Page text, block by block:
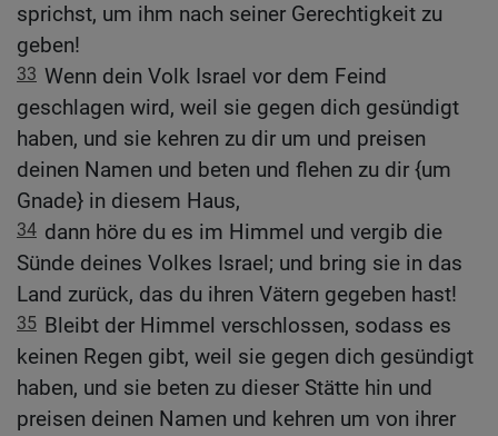
sprichst, um ihm nach seiner Gerechtigkeit zu
geben!
33 Wenn dein Volk Israel vor dem Feind
geschlagen wird, weil sie gegen dich gesündigt
haben, und sie kehren zu dir um und preisen
deinen Namen und beten und flehen zu dir {um
Gnade} in diesem Haus,
34 dann höre du es im Himmel und vergib die
Sünde deines Volkes Israel; und bring sie in das
Land zurück, das du ihren Vätern gegeben hast!
35 Bleibt der Himmel verschlossen, sodass es
keinen Regen gibt, weil sie gegen dich gesündigt
haben, und sie beten zu dieser Stätte hin und
preisen deinen Namen und kehren um von ihrer